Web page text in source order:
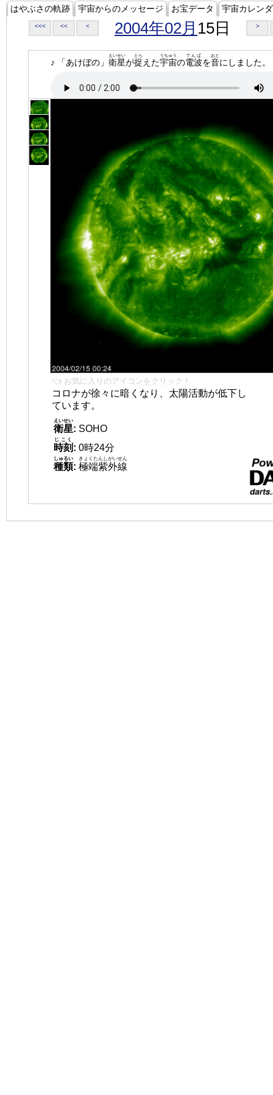
はやぶさの軌跡 宇宙からのメッセージ お宝データ 宇宙カレン
<<< << < 2004年02月 15日 >
♪ 「あけぼの」 衛星
えいせい
が捉
とら
えた宇宙
うちゅう
の電波
でんぱ
を音
おと
にしました。
👈 お気に入りのアイコンをクリック！
コロナが徐々に暗くなり、太陽活動が低下し
ています。
衛星
えいせい
: SOHO
時刻
じこく
: 0時24分
種類
しゅるい
: 極端紫外線
きょくたんしがいせん